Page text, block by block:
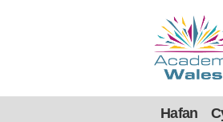
Hafan